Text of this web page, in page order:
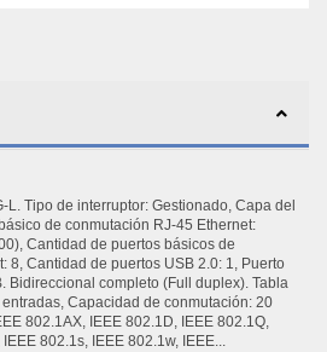
L. Tipo de interruptor: Gestionado, Capa del
de conmutación RJ-45 Ethernet:
Cantidad de puertos básicos de
8, Cantidad de puertos USB 2.0: 1, Puerto
Bidireccional completo (Full duplex). Tabla
Capacidad de conmutación: 20
802.1AX, IEEE 802.1D, IEEE 802.1Q,
802.1s, IEEE 802.1w, IEEE...